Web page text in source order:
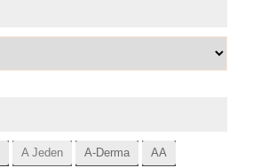
A Jeden A-Derma AA